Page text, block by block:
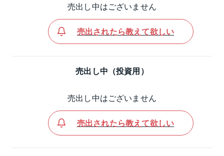
売出し中はございません
売出されたら教えて欲しい
売出し中（投資用）
売出し中はございません
売出されたら教えて欲しい